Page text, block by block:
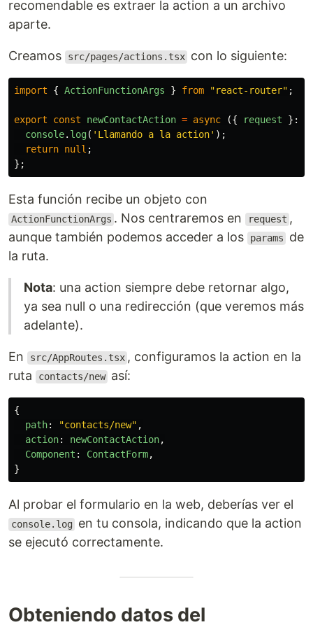
recomendable es extraer la action a un archivo
aparte.
Creamos src/pages/actions.tsx con lo siguiente:
import { ActionFunctionArgs } from "react-router" ;
export const newContactAction = async ({ request }:
console. log( ' Llamando a la action' );
return null ;
};
Esta función recibe un objeto con
ActionFunctionArgs . Nos centraremos en request ,
aunque también podemos acceder a los
params
de
la ruta.
Nota: una action siempre debe retornar algo,
ya sea null o una redirección (que veremos más
adelante).
En src/AppRoutes.tsx , configuramos la action en la
ruta
contacts/new así:
{
path: "contacts/new" ,
action: newContactAction,
Component : ContactForm,
}
Al probar el formulario en la web, deberías ver el
console.log
en tu consola, indicando que la action
se ejecutó correctamente.
Obteniendo datos del